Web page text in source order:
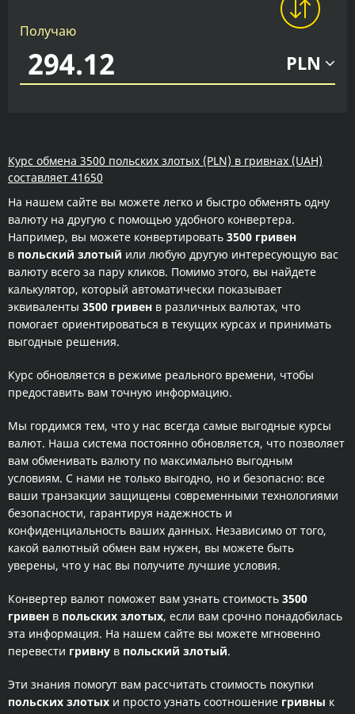
Получаю
PLN
Курс обмена 3500 польских злотых (PLN) в гривнах (UAH)
составляет 41650
На нашем сайте вы можете легко и быстро обменять одну
валюту на другую с помощью удобного конвертера.
Например, вы можете конвертировать 3500 гривен
в польский злотый или любую другую интересующую вас
валюту всего за пару кликов. Помимо этого, вы найдете
калькулятор, который автоматически показывает
эквиваленты 3500 гривен в различных валютах, что
помогает ориентироваться в текущих курсах и принимать
выгодные решения.
Курс обновляется в режиме реального времени, чтобы
предоставить вам точную информацию.
Мы гордимся тем, что у нас всегда самые выгодные курсы
валют. Наша система постоянно обновляется, что позволяет
вам обменивать валюту по максимально выгодным
условиям. С нами не только выгодно, но и безопасно: все
ваши транзакции защищены современными технологиями
безопасности, гарантируя надежность и
конфиденциальность ваших данных. Независимо от того,
какой валютный обмен вам нужен, вы можете быть
уверены, что у нас вы получите лучшие условия.
Конвертер валют поможет вам узнать стоимость 3500
гривен в польских злотых, если вам срочно понадобилась
эта информация. На нашем сайте вы можете мгновенно
перевести гривну в польский злотый.
Эти знания помогут вам рассчитать стоимость покупки
польских злотых и просто узнать соотношение гривны к